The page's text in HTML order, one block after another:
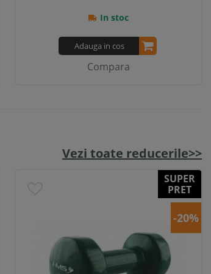
In stoc
Adauga in cos
Compara
SUPER
PRET
-20%
Vezi toate reducerile>>